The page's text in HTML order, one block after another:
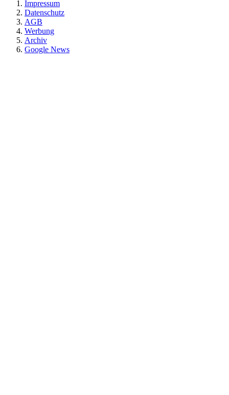
Impressum
Datenschutz
AGB
Werbung
Archiv
Google News